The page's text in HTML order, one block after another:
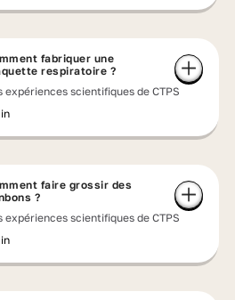
fabriquer une
respiratoire ?
expériences scientifiques de CTPS
faire grossir des
?
expériences scientifiques de CTPS